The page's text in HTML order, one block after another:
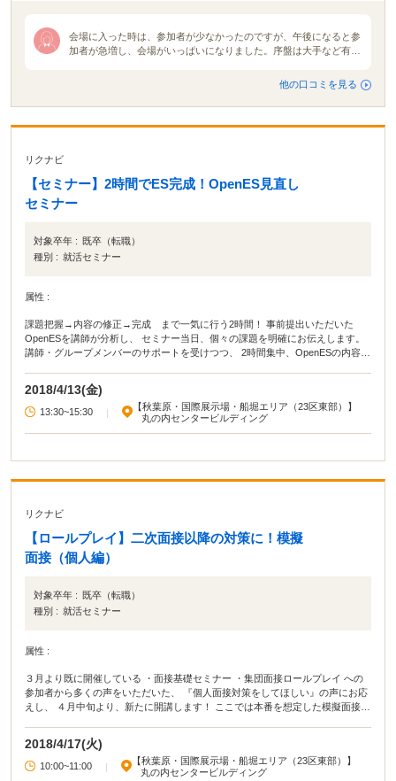
会場に入った時は、参加者が少なかったのですが、午後になると参
加者が急増し、会場がいっぱいになりました。序盤は大手など有名
ースも賑わっていました。メモを熱心にとっている学生や企業の人
事に質問する学生など真面目で積極的な学生が多く見られました。
企業の説明は２０分から３０分と短い時間しかないので、企業のホ
めになるかもしれません。
他の口コミを見る
リクナビ
【セミナー】2時間でES完成！OpenES見直し
セミナー
対象卒年 : 既卒（転職）
種別 : 就活セミナー
属性 :
課題把握→内容の修正→完成 まで一気に行う2時間！ 事前提出いただいた
OpenESを講師が分析し、 セミナー当日、個々の課題を明確にお伝えします。
講師・グループメンバーのサポートを受けつつ、 2時間集中、OpenESの内容を
2018/4/13(金)
13:30~15:30 |
【秋葉原・国際展示場・船堀エリア（23区東部）】
丸の内センタービルディング
リクナビ
【ロールプレイ】二次面接以降の対策に！模擬
面接（個人編）
対象卒年 : 既卒（転職）
種別 : 就活セミナー
属性 :
３月より既に開催している ・面接基礎セミナー ・集団面接ロールプレイ への
参加者から多くの声をいただいた、 『個人面接対策をしてほしい』の声にお応
えし、 ４月中旬より、新たに開講します！ ここでは本番を想定した模擬面接を
2018/4/17(火)
10:00~11:00 |
【秋葉原・国際展示場・船堀エリア（23区東部）】
丸の内センタービルディング